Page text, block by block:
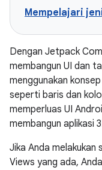
Mempelajari
Dengan Jetpack
membangun UI dan
menggunakan
seperti baris dan
memperluas UI
membangun aplikasi
Jika Anda melakukan
Views yang ada,